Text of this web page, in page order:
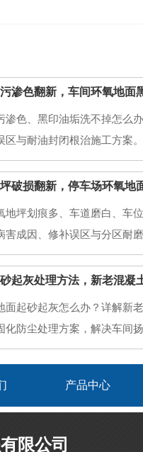
渗色、黑印油垢洗不掉怎么
与耐油封闭根治施工方案。
地坪划痕多、车道磨白、车
害成因、修补误区与分区耐磨
面起砂起灰怎么办？详解新
化防尘处理方案，解决车间扬
产品中心
限公司